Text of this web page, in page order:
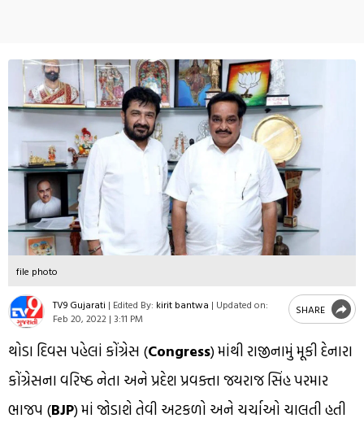
file photo
TV9 Gujarati | Edited By: kirit bantwa | Updated on:
Feb 20, 2022 | 3:11 PM
SHARE
થોડા દિવસ પહેલાં કોંગ્રેસ (Congress) માંથી રાજીનામું મૂકી દેનારા
કોંગ્રેસના વરિષ્ઠ નેતા અને પ્રદેશ પ્રવક્તા જયરાજ સિંહ પરમાર
ભાજપ (BJP) માં જોડાશે તેવી અટકળો અને ચર્ચાઓ ચાલતી હતી